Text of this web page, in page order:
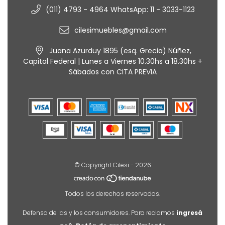
(011) 4793 - 4964 WhatsApp: 11 - 3033-1123
cilesimuebles@gmail.com
Juana Azurduy 1895 (esq. Grecia) Núñez,
Capital Federal | Lunes a Viernes 10.30hs a 18.30hs +
Sábados con CITA PREVIA
© Copyright Cilesi - 2026
Todos los derechos reservados.
Defensa de las y los consumidores. Para reclamos ingresá